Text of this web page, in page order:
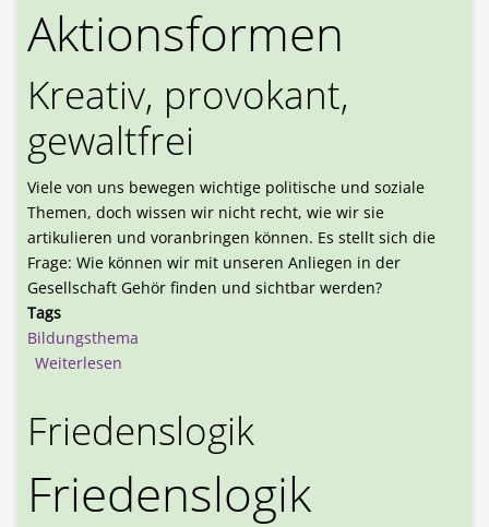
Aktionsformen
Kreativ, provokant,
gewaltfrei
Viele von uns bewegen wichtige politische und soziale
Themen, doch wissen wir nicht recht, wie wir sie
artikulieren und voranbringen können. Es stellt sich die
Frage: Wie können wir mit unseren Anliegen in der
Gesellschaft Gehör finden und sichtbar werden?
Tags
Bildungsthema
Weiterlesen
Friedenslogik
Friedenslogik